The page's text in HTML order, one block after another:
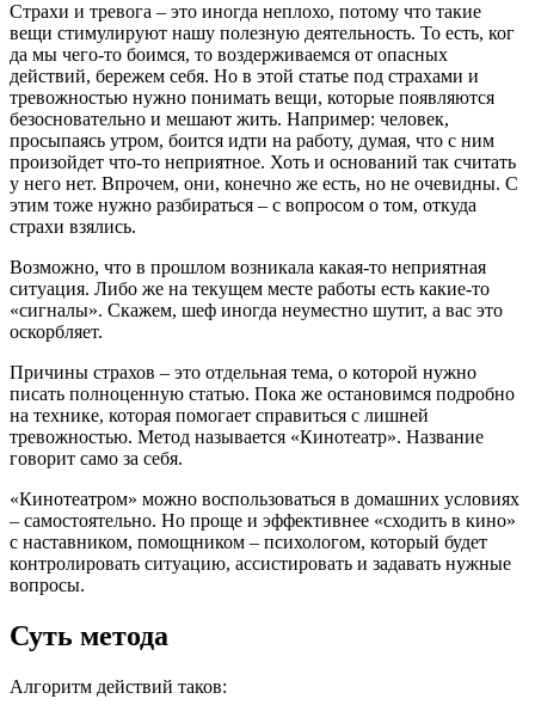
Страхи и тревога – это иногда неплохо, потому что такие
вещи стимулируют нашу полезную деятельность. То есть, ког
да мы чего-то боимся, то воздерживаемся от опасных
действий, бережем себя. Но в этой статье под страхами и
тревожностью нужно понимать вещи, которые появляются
безосновательно и мешают жить. Например: человек,
просыпаясь утром, боится идти на работу, думая, что с ним
произойдет что-то неприятное. Хоть и оснований так считать
у него нет. Впрочем, они, конечно же есть, но не очевидны. С
этим тоже нужно разбираться – с вопросом о том, откуда
страхи взялись.
Возможно, что в прошлом возникала какая-то неприятная
ситуация. Либо же на текущем месте работы есть какие-то
«сигналы». Скажем, шеф иногда неуместно шутит, а вас это
оскорбляет.
Причины страхов – это отдельная тема, о которой нужно
писать полноценную статью. Пока же остановимся подробно
на технике, которая помогает справиться с лишней
тревожностью. Метод называется «Кинотеатр». Название
говорит само за себя.
«Кинотеатром» можно воспользоваться в домашних условиях
– самостоятельно. Но проще и эффективнее «сходить в кино»
с наставником, помощником – психологом, который будет
контролировать ситуацию, ассистировать и задавать нужные
вопросы.
Суть метода
Алгоритм действий таков: